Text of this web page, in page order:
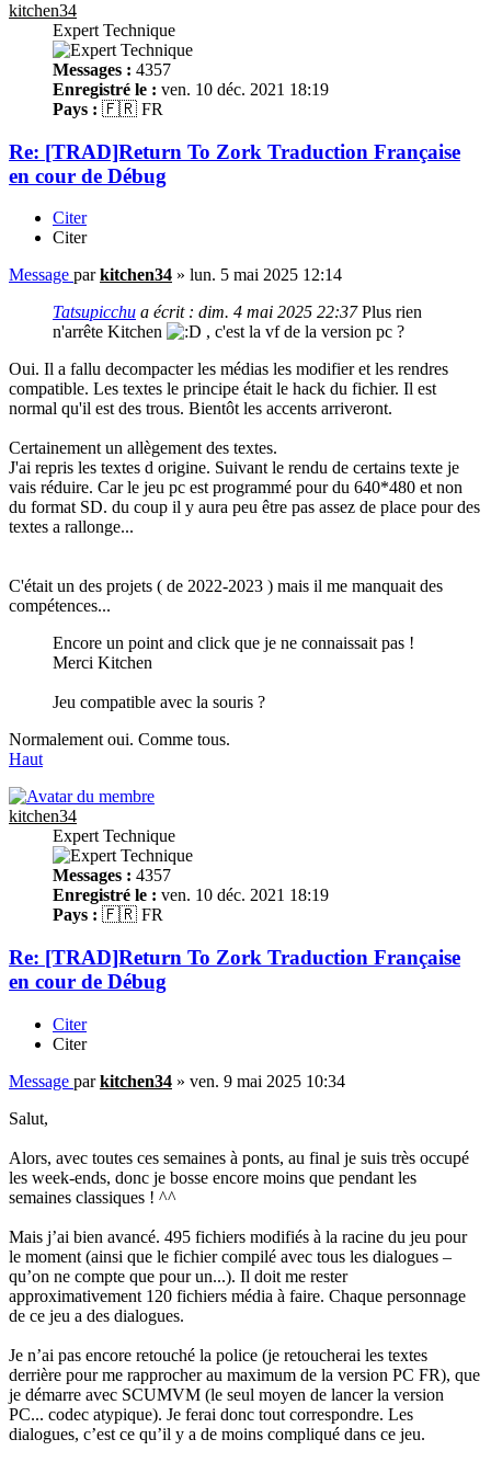
kitchen34
Expert Technique
Messages : 4357
Enregistré le : ven. 10 déc. 2021 18:19
Pays : 🇫🇷 FR
Re: [TRAD]Return To Zork Traduction Française
en cour de Débug
Citer
Citer
Message parkitchen34 » lun. 5 mai 2025 12:14
Tatsupicchu a écrit : dim. 4 mai 2025 22:37Plus rien
n'arrête Kitchen
, c'est la vf de la version pc ?
Oui. Il a fallu decompacter les médias les modifier et les rendres
compatible. Les textes le principe était le hack du fichier. Il est
normal qu'il est des trous. Bientôt les accents arriveront.
Certainement un allègement des textes.
J'ai repris les textes d origine. Suivant le rendu de certains texte je
vais réduire. Car le jeu pc est programmé pour du 640*480 et non
du format SD. du coup il y aura peu être pas assez de place pour des
textes a rallonge...
C'était un des projets ( de 2022-2023 ) mais il me manquait des
compétences...
Encore un point and click que je ne connaissait pas !
Merci Kitchen
Jeu compatible avec la souris ?
Normalement oui. Comme tous.
Haut
kitchen34
Expert Technique
Messages : 4357
Enregistré le : ven. 10 déc. 2021 18:19
Pays : 🇫🇷 FR
Re: [TRAD]Return To Zork Traduction Française
en cour de Débug
Citer
Citer
Message parkitchen34 » ven. 9 mai 2025 10:34
Salut,
Alors, avec toutes ces semaines à ponts, au final je suis très occupé
les week-ends, donc je bosse encore moins que pendant les
semaines classiques ! ^^
Mais j’ai bien avancé. 495 fichiers modifiés à la racine du jeu pour
le moment (ainsi que le fichier compilé avec tous les dialogues –
qu’on ne compte que pour un...). Il doit me rester
approximativement 120 fichiers média à faire. Chaque personnage
de ce jeu a des dialogues.
Je n’ai pas encore retouché la police (je retoucherai les textes
derrière pour me rapprocher au maximum de la version PC FR), que
je démarre avec SCUMVM (le seul moyen de lancer la version
PC... codec atypique). Je ferai donc tout correspondre. Les
dialogues, c’est ce qu’il y a de moins compliqué dans ce jeu.